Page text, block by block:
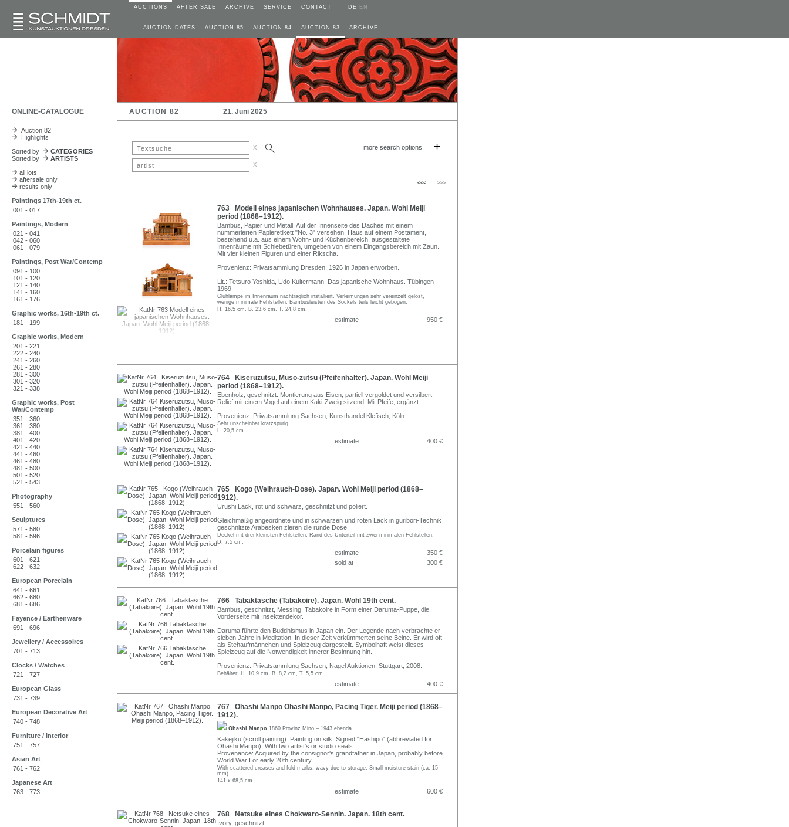
AUCTIONS AFTER SALE ARCHIVE SERVICE CONTACT DE EN
AUCTION DATES AUCTION 85 AUCTION 84 AUCTION 83 ARCHIVE
ONLINE-CATALOGUE AUCTION 82 21. Juni 2025
Auction 82
Highlights
Sorted by
CATEGORIES
Sorted by
ARTISTS
all lots
aftersale only
results only
Paintings 17th-19th ct.
001 - 017
Paintings, Modern
021 - 041
042 - 060
061 - 079
Paintings, Post War/Contemp
091 - 100
101 - 120
121 - 140
141 - 160
161 - 176
Graphic works, 16th-19th ct.
181 - 199
Graphic works, Modern
201 - 221
222 - 240
241 - 260
261 - 280
281 - 300
301 - 320
321 - 338
Graphic works, Post
War/Contemp
351 - 360
361 - 380
381 - 400
401 - 420
421 - 440
441 - 460
461 - 480
481 - 500
501 - 520
521 - 543
Photography
551 - 560
Sculptures
571 - 580
581 - 596
Porcelain figures
601 - 621
622 - 632
European Porcelain
641 - 661
662 - 680
681 - 686
Fayence / Earthenware
691 - 696
Jewellery / Accessoires
701 - 713
Clocks / Watches
721 - 727
European Glass
731 - 739
European Decorative Art
740 - 748
Furniture / Interior
751 - 757
Asian Art
761 - 762
Japanese Art
763 - 773
x more search options +
x
<<< >>>
763 Modell eines japanischen Wohnhauses. Japan. Wohl Meiji
period (1868–1912).
Bambus, Papier und Metall. Auf der Innenseite des Daches mit einem
nummerierten Papieretikett "No. 3" versehen. Haus auf einem Postament,
bestehend u.a. aus einem Wohn- und Küchenbereich, ausgestaltete
Innenräume mit Schiebetüren, umgeben von einem Eingangsbereich mit Zaun.
Mit vier kleinen Figuren und einer Rikscha.
Provenienz: Privatsammlung Dresden; 1926 in Japan erworben.
Lit.: Tetsuro Yoshida, Udo Kultermann: Das japanische Wohnhaus. Tübingen
1969.
Glühlampe im Innenraum nachträglich installiert. Verleimungen sehr vereinzelt gelöst,
wenige minimale Fehlstellen. Bambusleisten des Sockels teils leicht gebogen.
H. 16,5 cm, B. 23,6 cm, T. 24,8 cm.
estimate 950 €
764 Kiseruzutsu, Muso-zutsu (Pfeifenhalter). Japan. Wohl Meiji
period (1868–1912).
Ebenholz, geschnitzt. Montierung aus Eisen, partiell vergoldet und versilbert.
Relief mit einem Vogel auf einem Kaki-Zweig sitzend. Mit Pfeife, ergänzt.
Provenienz: Privatsammlung Sachsen; Kunsthandel Klefisch, Köln.
Sehr unscheinbar kratzspurig.
L. 20,5 cm.
estimate 400 €
765 Kogo (Weihrauch-Dose). Japan. Wohl Meiji period (1868–
1912).
Urushi Lack, rot und schwarz, geschnitzt und poliert.
Gleichmäßig angeordnete und in schwarzen und roten Lack in guribori-Technik
geschnitzte Arabesken zieren die runde Dose.
Deckel mit drei kleinsten Fehlstellen, Rand des Unterteil mit zwei minimalen Fehlstellen.
D. 7,5 cm.
estimate
350 €
sold at
300 €
766 Tabaktasche (Tabakoire). Japan. Wohl 19th cent.
Bambus, geschnitzt, Messing. Tabakoire in Form einer Daruma-Puppe, die
Vorderseite mit Insektendekor.
Daruma führte den Buddhismus in Japan ein. Der Legende nach verbrachte er
sieben Jahre in Meditation. In dieser Zeit verkümmerten seine Beine. Er wird oft
als Stehaufmännchen und Spielzeug dargestellt. Symbolhaft weist dieses
Spielzeug auf die Notwendigkeit innerer Besinnung hin.
Provenienz: Privatsammlung Sachsen; Nagel Auktionen, Stuttgart, 2008.
Behälter: H. 10,9 cm, B. 8,2 cm, T. 5,5 cm.
estimate 400 €
767 Ohashi Manpo Ohashi Manpo, Pacing Tiger. Meiji period (1868–
1912).
Ohashi Manpo 1860 Provinz Mino – 1943 ebenda
Kakejiku (scroll painting). Painting on silk. Signed "Hashipo" (abbreviated for
Ohashi Manpo). With two artist's or studio seals.
Provenance: Acquired by the consignor's grandfather in Japan, probably before
World War I or early 20th century.
With scattered creases and fold marks, wavy due to storage. Small moisture stain (ca. 15
mm).
141 x 68,5 cm.
estimate 600 €
768 Netsuke eines Chokwaro-Sennin. Japan. 18th cent.
Ivory, geschnitzt.